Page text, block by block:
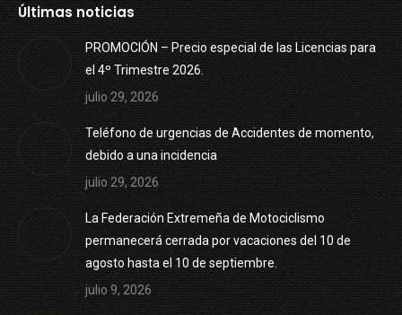
Últimas noticias
PROMOCIÓN – Precio especial de las Licencias para
el 4º Trimestre 2026.
julio 29, 2026
Teléfono de urgencias de Accidentes de momento,
debido a una incidencia
julio 29, 2026
La Federación Extremeña de Motociclismo
permanecerá cerrada por vacaciones del 10 de
agosto hasta el 10 de septiembre.
julio 9, 2026